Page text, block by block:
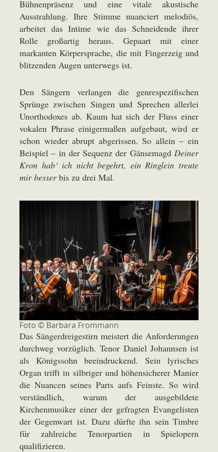
Bühnenpräsenz und eine vitale akustische
Ausstrahlung. Ihre Stimme nuanciert melodiös,
arbeitet das Intime wie das Schneidende ihrer
Rolle großartig heraus. Gepaart mit einer
markanten Körpersprache, die mit Fingerzeig und
blitzenden Augen unterwegs ist.
Den Sängern verlangen die genrespezifischen
Sprünge zwischen Singen und Sprechen allerlei
Unorthodoxes ab. Kaum hat sich der Fluss einer
vokalen Phrase einigermaßen aufgebaut, wird er
schon wieder abrupt abgerissen. So allein – ein
Beispiel – in der Sequenz der Gänsemagd Deiner
Kron hab‘ ich nicht begehrt, ein Ringlein treute
mir besserbis zu drei Mal.
Foto © Barbara Frommann
Das Sängerdreigestirn meistert die Anforderungen
durchweg vorzüglich. Tenor Daniel Johannsen ist
als Königssohn beeindruckend. Sein lyrisches
Organ trifft in silbriger und höhensicherer Manier
die Nuancen seines Parts aufs Feinste. So wird
verständlich, warum der ausgebildete
Kirchenmusiker einer der gefragten Evangelisten
der Gegenwart ist. Dazu dürfte ihn sein Timbre
für zahlreiche Tenorpartien in Spielopern
qualifizieren.